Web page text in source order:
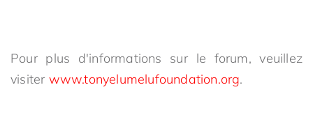
Pour plus d'informations sur le forum, veuillez
visiter www.tonyelumelufoundation.org.